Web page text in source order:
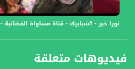
نورا خير - #شبابيك - قناة مساواة الفضائية - Musawa Channel
فيديوهات متعلقة